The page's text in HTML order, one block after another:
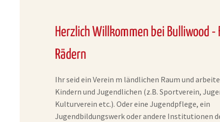
Herzlich Willkommen bei Bulliwood -
Rädern
Ihr seid ein Verein m ländlichen Raum und
Kindern und Jugendlichen (z.B. Sportverein,
Kulturverein etc.). Oder eine Jugendpflege, ein
Jugendbildungswerk oder andere Institutionen